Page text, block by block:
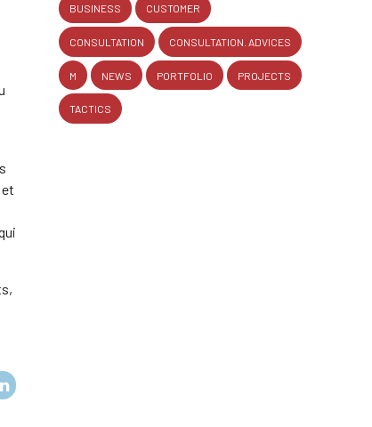
BUSINESS CUSTOMER
CONSULTATION CONSULTATION. ADVICES
M NEWS PORTFOLIO PROJECTS
TACTICS